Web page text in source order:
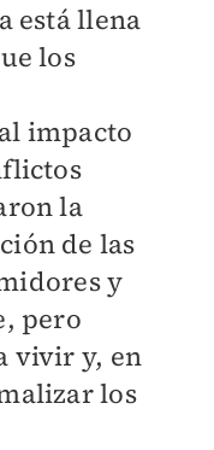
está llena
los
impacto
la
de las
y
pero
vivir y, en
los